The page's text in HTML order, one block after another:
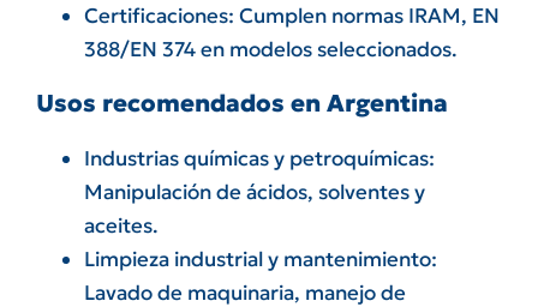
Certificaciones: Cumplen normas IRAM, EN
388/EN 374 en modelos seleccionados.
Usos recomendados en Argentina
Industrias químicas y petroquímicas:
Manipulación de ácidos, solventes y
aceites.
Limpieza industrial y mantenimiento:
Lavado de maquinaria, manejo de